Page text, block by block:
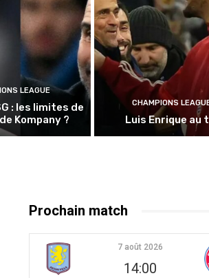
LEAGUE
: les limites de
Kompany ?
CHAMPIONS
Luis Enrique au
Prochain match
7 août 2026
14:00